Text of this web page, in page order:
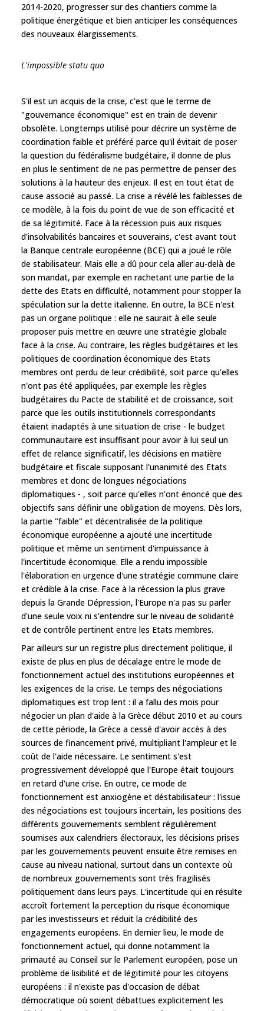
2014-2020, progresser sur des chantiers comme la
politique énergétique et bien anticiper les conséquences
des nouveaux élargissements.
L'impossible statu quo
S'il est un acquis de la crise, c'est que le terme de
"gouvernance économique" est en train de devenir
obsolète. Longtemps utilisé pour décrire un système de
coordination faible et préféré parce qu'il évitait de poser
la question du fédéralisme budgétaire, il donne de plus
en plus le sentiment de ne pas permettre de penser des
solutions à la hauteur des enjeux. Il est en tout état de
cause associé au passé. La crise a révélé les faiblesses de
ce modèle, à la fois du point de vue de son efficacité et
de sa légitimité. Face à la récession puis aux risques
d'insolvabilités bancaires et souverains, c'est avant tout
la Banque centrale européenne (BCE) qui a joué le rôle
de stabilisateur. Mais elle a dû pour cela aller au-delà de
son mandat, par exemple en rachetant une partie de la
dette des Etats en difficulté, notamment pour stopper la
spéculation sur la dette italienne. En outre, la BCE n'est
pas un organe politique : elle ne saurait à elle seule
proposer puis mettre en œuvre une stratégie globale
face à la crise. Au contraire, les règles budgétaires et les
politiques de coordination économique des Etats
membres ont perdu de leur crédibilité, soit parce qu'elles
n'ont pas été appliquées, par exemple les règles
budgétaires du Pacte de stabilité et de croissance, soit
parce que les outils institutionnels correspondants
étaient inadaptés à une situation de crise - le budget
communautaire est insuffisant pour avoir à lui seul un
effet de relance significatif, les décisions en matière
budgétaire et fiscale supposant l'unanimité des Etats
membres et donc de longues négociations
diplomatiques - , soit parce qu'elles n'ont énoncé que des
objectifs sans définir une obligation de moyens. Dès lors,
la partie "faible" et décentralisée de la politique
économique européenne a ajouté une incertitude
politique et même un sentiment d'impuissance à
l'incertitude économique. Elle a rendu impossible
l'élaboration en urgence d'une stratégie commune claire
et crédible à la crise. Face à la récession la plus grave
depuis la Grande Dépression, l'Europe n'a pas su parler
d'une seule voix ni s'entendre sur le niveau de solidarité
et de contrôle pertinent entre les Etats membres.
Par ailleurs sur un registre plus directement politique, il
existe de plus en plus de décalage entre le mode de
fonctionnement actuel des institutions européennes et
les exigences de la crise. Le temps des négociations
diplomatiques est trop lent : il a fallu des mois pour
négocier un plan d'aide à la Grèce début 2010 et au cours
de cette période, la Grèce a cessé d'avoir accès à des
sources de financement privé, multipliant l'ampleur et le
coût de l'aide nécessaire. Le sentiment s'est
progressivement développé que l'Europe était toujours
en retard d'une crise. En outre, ce mode de
fonctionnement est anxiogène et déstabilisateur : l'issue
des négociations est toujours incertain, les positions des
différents gouvernements semblent régulièrement
soumises aux calendriers électoraux, les décisions prises
par les gouvernements peuvent ensuite être remises en
cause au niveau national, surtout dans un contexte où
de nombreux gouvernements sont très fragilisés
politiquement dans leurs pays. L'incertitude qui en résulte
accroît fortement la perception du risque économique
par les investisseurs et réduit la crédibilité des
engagements européens. En dernier lieu, le mode de
fonctionnement actuel, qui donne notamment la
primauté au Conseil sur le Parlement européen, pose un
problème de lisibilité et de légitimité pour les citoyens
européens : il n'existe pas d'occasion de débat
démocratique où soient débattues explicitement les